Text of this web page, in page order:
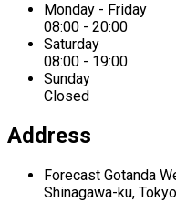
Monday - Friday
08:00 - 20:00
Saturday
08:00 - 19:00
Sunday
Closed
Address
Forecast Gotanda
Shinagawa-ku,